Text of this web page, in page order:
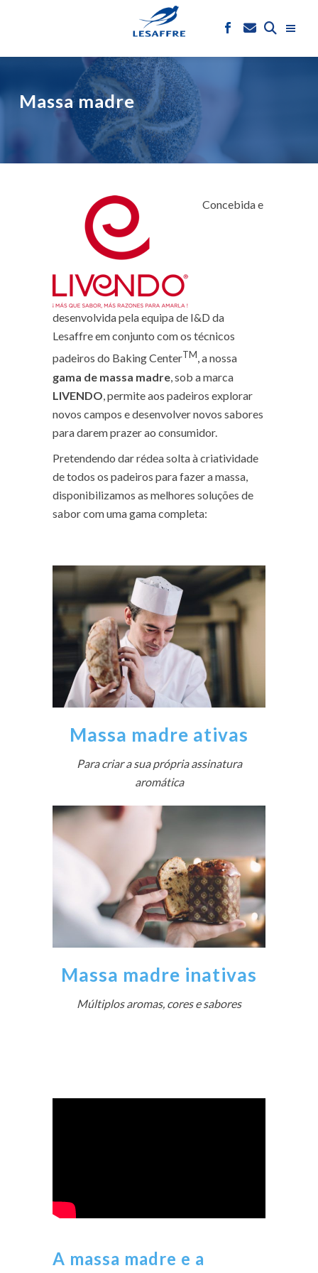
Massa madre
Concebida e
desenvolvida pela equipa de I&D da
Lesaffre em conjunto com os técnicos
padeiros do Baking CenterTM, a nossa
gama de massa madre , sob a marca
LIVENDO , permite aos padeiros explorar
novos campos e desenvolver novos sabores
para darem prazer ao consumidor.
Pretendendo dar rédea solta à criatividade
de todos os padeiros para fazer a massa,
disponibilizamos as melhores soluções de
sabor com uma gama completa:
Massa madre ativas
Para criar a sua própria assinatura
aromática
Massa madre inativas
Múltiplos aromas, cores e sabores
A massa madre e a